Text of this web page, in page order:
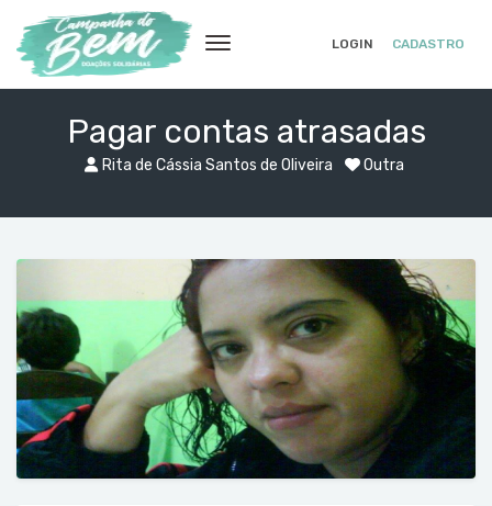
LOGIN CADASTRO
Pagar contas atrasadas
Rita de Cássia Santos de Oliveira Outra